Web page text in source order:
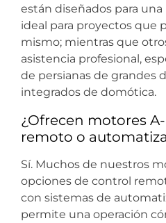
están diseñados para
ideal para proyectos que
mismo; mientras que
asistencia profesional,
de persianas de grandes
integrados de domótica.
¿Ofrecen motores
remoto o
Sí. Muchos de nuestros
opciones de control
con sistemas de
permite una operación